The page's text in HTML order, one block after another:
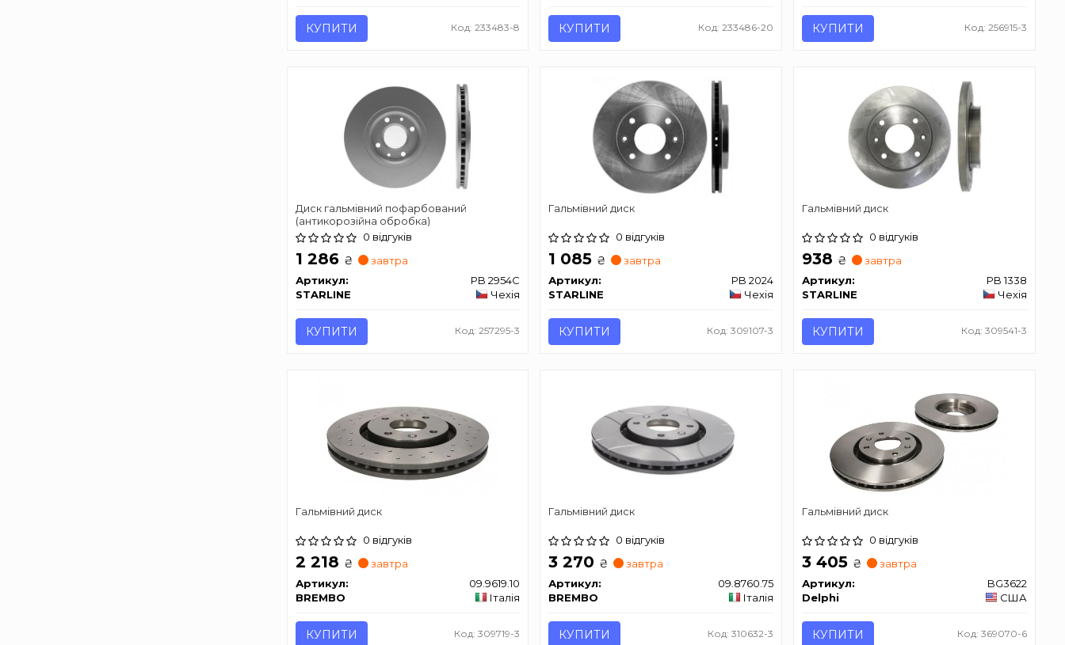
КУПИТИ Код: 233483-8 КУПИТИ Код: 233486-20 КУПИТИ Код: 256915-3
Диск гальмівний пофарбований
(антикорозійна обробка)
0 відгуків
1 286 ₴
завтра
Артикул:
PB 2954C
STARLINE
Чехія
КУПИТИ Код: 257295-3
Гальмівний диск
0 відгуків
1 085 ₴
завтра
Артикул:
PB 2024
STARLINE
Чехія
КУПИТИ Код: 309107-3
Гальмівний диск
0 відгуків
938 ₴
завтра
Артикул:
PB 1338
STARLINE
Чехія
КУПИТИ Код: 309541-3
Гальмівний диск
0 відгуків
2 218 ₴
завтра
Артикул:
09.9619.10
BREMBO
Італія
КУПИТИ Код: 309719-3
Гальмівний диск
0 відгуків
3 270 ₴
завтра
Артикул:
09.8760.75
BREMBO
Італія
КУПИТИ Код: 310632-3
Гальмівний диск
0 відгуків
3 405 ₴
завтра
Артикул:
BG3622
Delphi
США
КУПИТИ Код: 369070-6